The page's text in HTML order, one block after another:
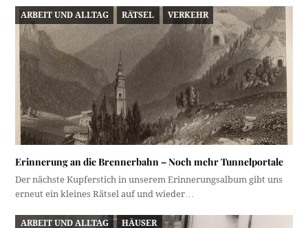
ARBEIT UND ALLTAG RÄTSEL VERKEHR
Erinnerung an die Brennerbahn – Noch mehr Tunnelportale
Der nächste Kupferstich in unserem Erinnerungsalbum gibt uns
erneut ein kleines Rätsel auf und wieder…
ARBEIT UND ALLTAG HÄUSER